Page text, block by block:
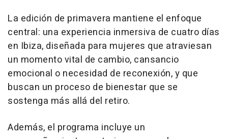
La edición de primavera mantiene el enfoque
central: una experiencia inmersiva de cuatro días
en Ibiza, diseñada para mujeres que atraviesan
un momento vital de cambio, cansancio
emocional o necesidad de reconexión, y que
buscan un proceso de bienestar que se
sostenga más allá del retiro.
Además, el programa incluye un